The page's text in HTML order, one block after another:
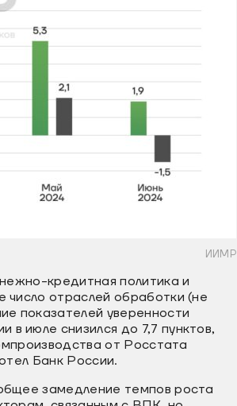
ИИМР
кредитная политика и
отраслей обработки (не
показателей уверенности
в июле снизился до 7,7 пунктов,
от Росстата
Банк России.
замедление темпов роста